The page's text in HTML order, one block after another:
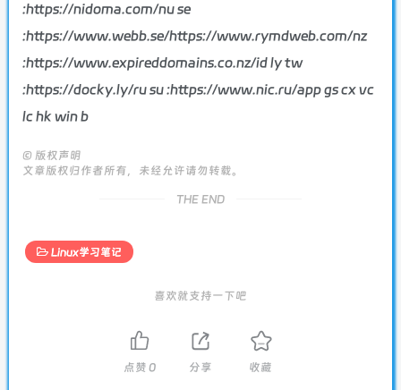
:https://nidoma.com/nu se
:https://www.webb.se/https://www.rymdweb.com/nz
:https://www.expireddomains.co.nz/id ly tw
:https://docky.ly/ru su :https://www.nic.ru/app gs cx vc
lc hk win b
© 版权声明
文章版权归作者所有，未经允许请勿转载。
THE END
Linux学习笔记
喜欢就支持一下吧
点赞 0 分享 收藏